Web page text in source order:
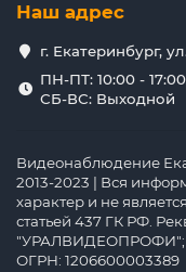
Наш адрес
г. Екатеринбург,
ПН-ПТ: 10:00 - 17:00
СБ-ВС: Выходной
Видеонаблюдение
2013-2023 | Вся
характер и не
статьей 437 ГК РФ.
"УРАЛВИДЕОПРОФИ";
ОГРН: 1206600003389